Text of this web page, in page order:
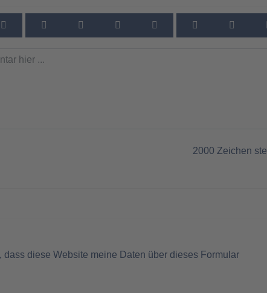
2000 Zeichen
dass diese Website meine Daten über dieses Formular